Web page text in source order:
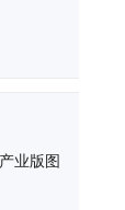
业版图